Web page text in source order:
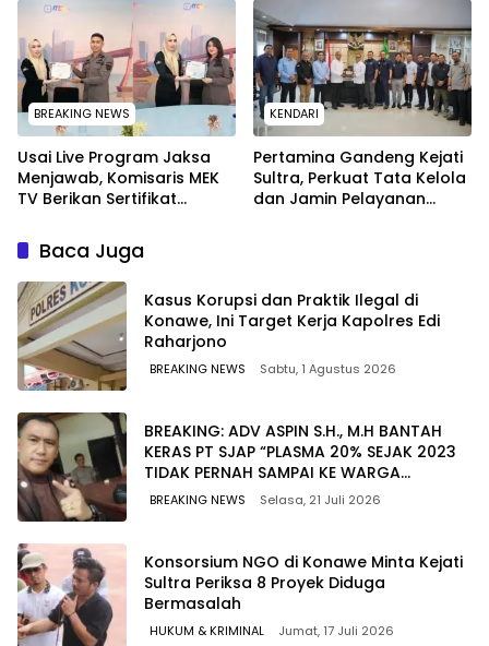
Tersangka Tetap Sah
Secara Hukum
BREAKING NEWS
Usai Live Program Jaksa
Menjawab, Komisaris MEK
TV Berikan Sertifikat
Kejari Muna
KENDARI
Pertamina Gandeng Kejati
Sultra, Perkuat Tata Kelola
dan Jamin Pelayanan
Baca Juga
Kasus Korupsi dan Praktik Ilegal di
Konawe, Ini Target Kerja Kapolres Edi
Raharjono
BREAKING NEWS Sabtu, 1 Agustus 2026
BREAKING: ADV ASPIN S.H., M.H BANTAH
KERAS PT SJAP “PLASMA 20% SEJAK 2023
TIDAK PERNAH SAMPAI KE WARGA
WAWOONE!
BREAKING NEWS Selasa, 21 Juli 2026
Konsorsium NGO di Konawe Minta Kejati
Sultra Periksa 8 Proyek Diduga
Bermasalah ‎
HUKUM & KRIMINAL Jumat, 17 Juli 2026